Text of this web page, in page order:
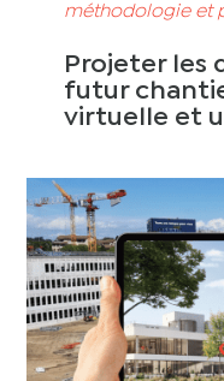
méthodologie et
Projeter les
futur
virtuelle et